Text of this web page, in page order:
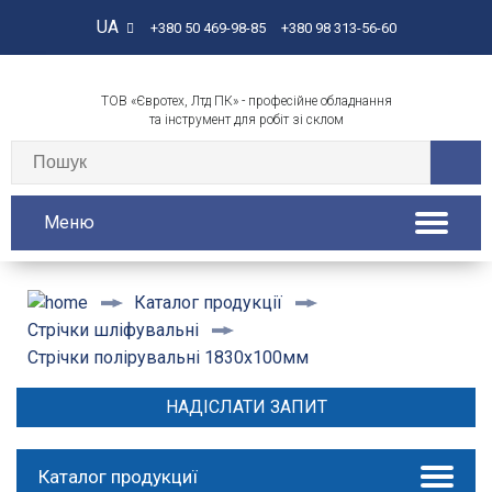
UA +380 50 469-98-85 +380 98 313-56-60
ТОВ «Євротех, Лтд ПК» - професійне обладнання
та інструмент для робіт зі склом
Меню
Каталог продукції
Стрічки шліфувальні
Стрічки полірувальні 1830х100мм
НАДІСЛАТИ ЗАПИТ
Каталог продукциї